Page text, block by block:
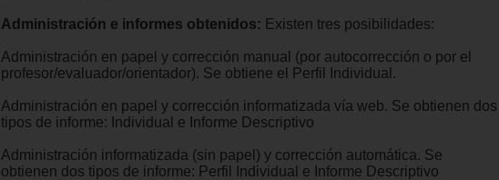
Administración e informes obtenidos: Existen tres posibilidades:
Administración en papel y corrección manual (por autocorrección o por el
profesor/evaluador/orientador). Se obtiene el Perfil Individual.
Administración en papel y corrección informatizada vía web. Se obtienen dos
tipos de informe: Individual e Informe Descriptivo
Administración informatizada (sin papel) y corrección automática. Se
obtienen dos tipos de informe: Perfil Individual e Informe Descriptivo